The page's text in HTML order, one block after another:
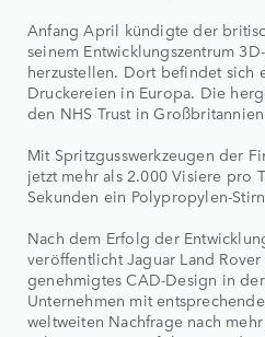
Anfang April kündigte der
seinem Entwicklungszentrum
herzustellen. Dort befindet sich
Druckereien in Europa. Die
den NHS Trust in
Mit Spritzgusswerkzeugen der
jetzt mehr als 2.000 Visiere pro
Sekunden ein Polypropylen-
Nach dem Erfolg der
veröffentlicht Jaguar Land
genehmigtes CAD-Design in
Unternehmen mit
weltweiten Nachfrage nach